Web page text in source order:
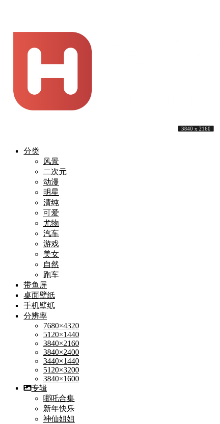
分类
风景
二次元
动漫
明星
清纯
可爱
尤物
汽车
游戏
美女
自然
跑车
带鱼屏
桌面壁纸
手机壁纸
分辨率
7680×4320
5120×1440
3840×2160
3840×2400
3440×1440
5120×3200
3840×1600
专辑
哪吒合集
新年快乐
神仙姐姐
5120 x 3200
3840 x 2160
3840 x 2160
3840 x 2160
2732 x 2048
5146 x 3701
5120 x 3200
3840 x 2160
3840 x 2160
3840 x 2160